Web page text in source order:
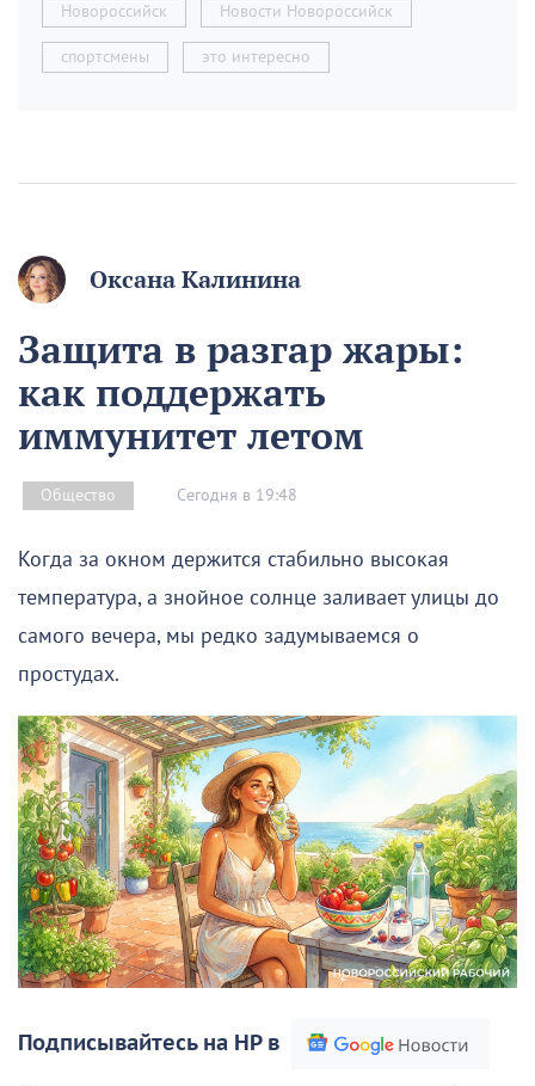
Новороссийск Новости Новороссийск
спортсмены это интересно
Оксана Калинина
Защита в разгар жары:
как поддержать
иммунитет летом
Общество Сегодня в 19:48
Когда за окном держится стабильно высокая
температура, а знойное солнце заливает улицы до
самого вечера, мы редко задумываемся о
простудах.
Подписывайтесь на НР в